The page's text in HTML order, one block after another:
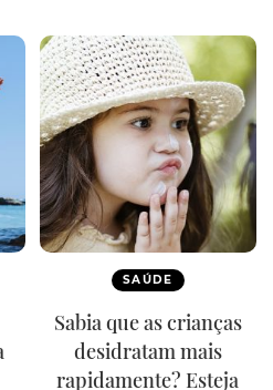
SAÚDE
Sabia que as crianças
desidratam mais
rapidamente? Esteja